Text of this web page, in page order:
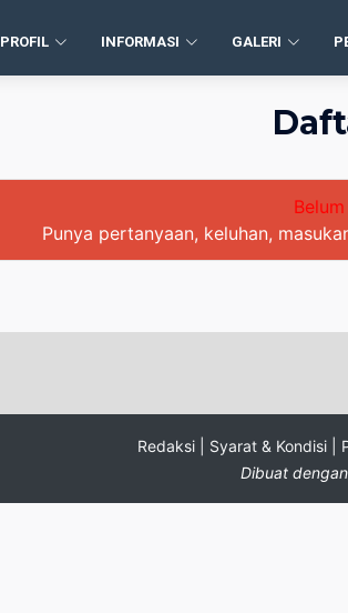
PROFIL INFORMASI GALERI
Punya pertanyaan, keluhan,
Redaksi | Syarat & Kondisi |
Dibuat dengan